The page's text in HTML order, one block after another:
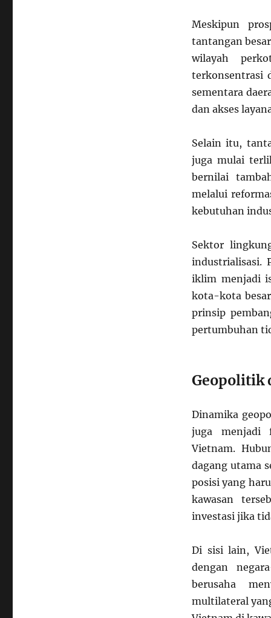
Meskipun
tantangan
wilayah
terkonsentrasi
sementara
dan akses
Selain itu,
juga mulai
bernilai
melalui
kebutuhan
Sektor
industrialisasi.
iklim menjadi
kota-kota
prinsip
pertumbuhan
Geopolitik
Dinamika
juga menjadi
Vietnam.
dagang utama
posisi yang
kawasan
investasi jika
Di sisi lain,
dengan
berusaha
multilateral